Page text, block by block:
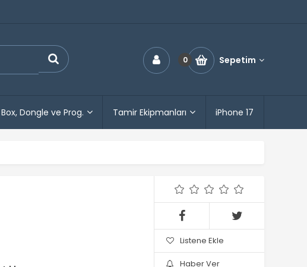
0 Sepetim
Box, Dongle ve Prog. Tamir Ekipmanları iPhone 17
Listene Ekle
Haber Ver